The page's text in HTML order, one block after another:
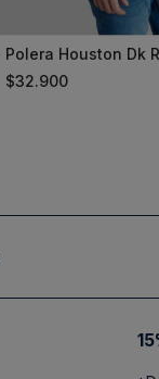
XXL
Polera Houston Dk
$32.900